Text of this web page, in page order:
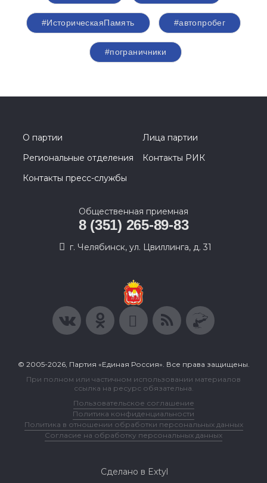
#ИсторическаяПамять #автопробег
#пограничники
О партии
Лица партии
Региональные отделения
Контакты РИК
Контакты пресс-службы
Общественная приемная
8 (351) 265-89-83
г. Челябинск, ул. Цвиллинга, д. 31
© 2005-2026, Партия «Единая Россия». Все права защищены.
При полном или частичном использовании материалов
ссылка на ресурс обязательна.
Пользовательское соглашение
Политика конфиденциальности
Политика в отношении обработки персональных данных
Согласие на обработку персональных данных
Сделано в Extyl